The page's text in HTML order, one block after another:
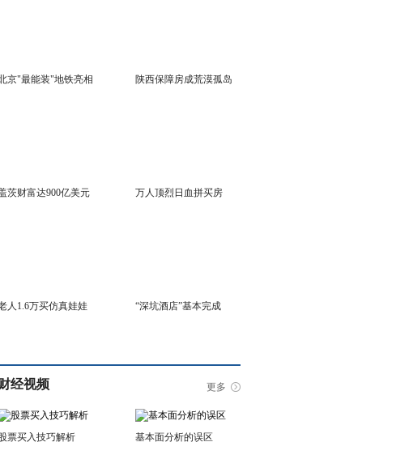
京"最能装"地铁亮相 陕西保障房成荒漠孤岛
茨财富达900亿美元 万人顶烈日血拼买房
人1.6万买仿真娃娃 “深坑酒店”基本完成
经视频 更多
票买入技巧解析 基本面分析的误区